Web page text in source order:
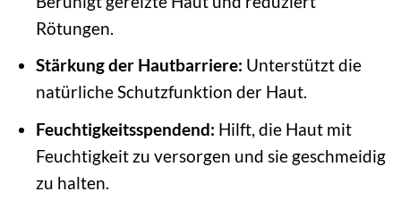
Rötungen.
Stärkung der Hautbarriere: Unterstützt die
natürliche Schutzfunktion der Haut.
Feuchtigkeitsspendend: Hilft, die Haut mit
Feuchtigkeit zu versorgen und sie geschmeidig
zu halten.